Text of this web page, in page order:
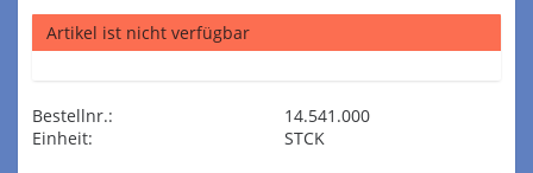
Artikel ist nicht verfügbar
Bestellnr.:
14.541.000
Einheit:
STCK